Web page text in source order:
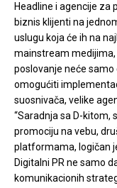
Headline i agencije za
biznis klijenti na
uslugu koja će ih na
mainstream
poslovanje neće
omogućiti
suosnivača, velike
“Saradnja sa D-kitom,
promociju na vebu,
platformama, logičan
Digitalni PR ne samo
komunikacionih